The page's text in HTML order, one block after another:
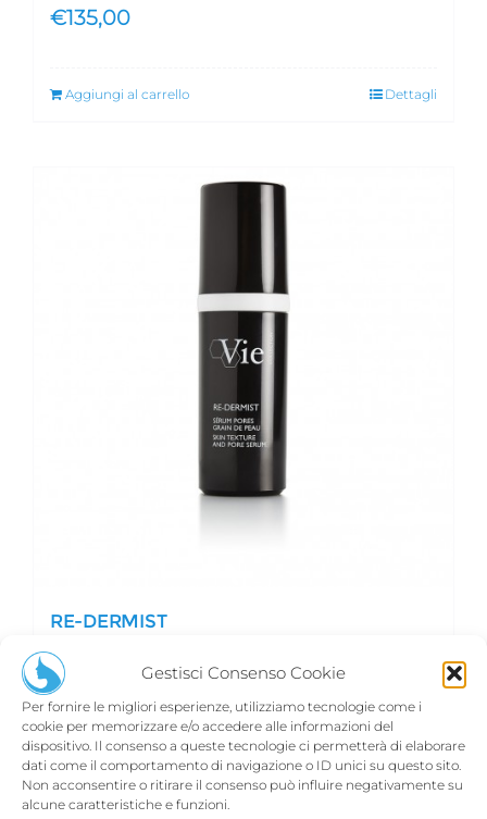
Gestisci Consenso Cookie
Per fornire le migliori esperienze, utilizziamo tecnologie come i
cookie per memorizzare e/o accedere alle informazioni del
dispositivo. Il consenso a queste tecnologie ci permetterà di elaborare
dati come il comportamento di navigazione o ID unici su questo sito.
Non acconsentire o ritirare il consenso può influire negativamente su
alcune caratteristiche e funzioni.
€135,00
Aggiungi al carrello Dettagli
RE-DERMIST
€
Aggiungi al carrello Dettagli